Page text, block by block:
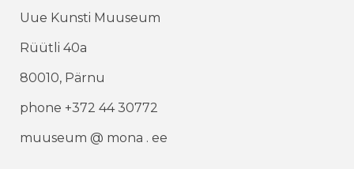
Uue Kunsti Muuseum
Rüütli 40a
80010, Pärnu
phone +372 44 30772
muuseum @ mona . ee